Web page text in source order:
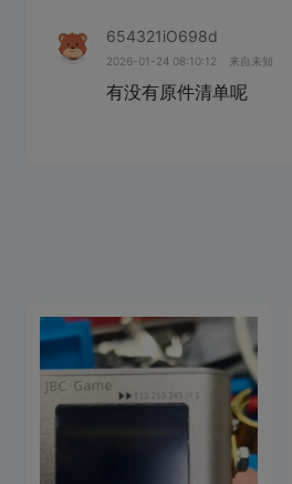
654321iO698d
2026-01-24 08:10:12 来自未知
有没有原件清单呢